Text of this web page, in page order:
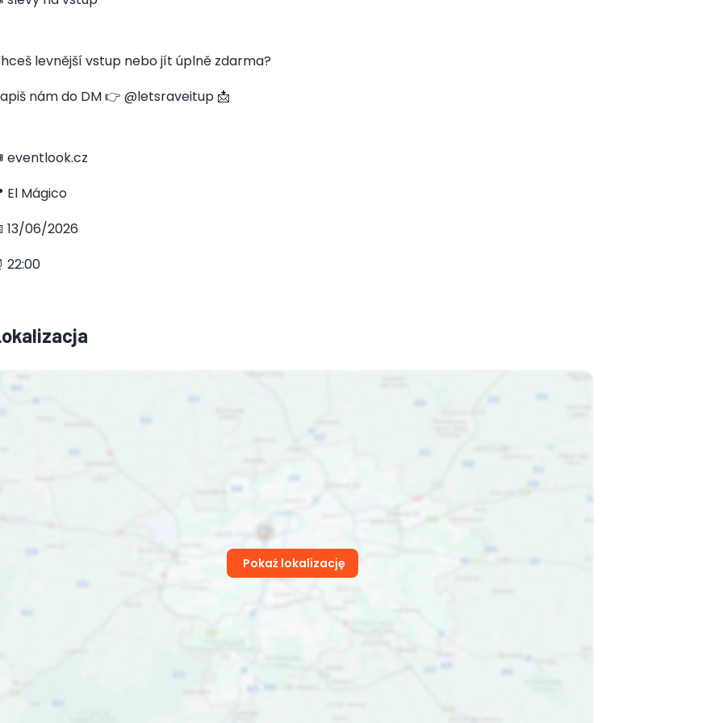
levnější vstup nebo jít úplně zdarma?
nám do DM 👉 @letsraveitup 📩
eventlook.cz
El Mágico
13/06/2026
22:00
Pokaż lokalizację